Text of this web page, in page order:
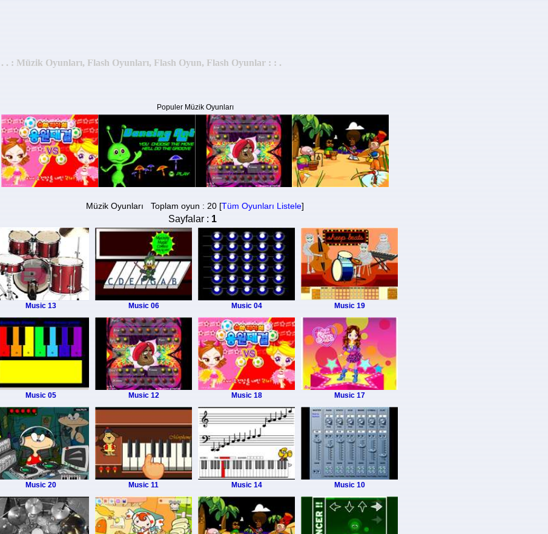
. . : Müzik Oyunları, Flash Oyunları, Flash Oyun, Flash Oyunlar : : .
Populer Müzik Oyunları
Müzik Oyunları Toplam oyun : 20 [Tüm Oyunları Listele]
Sayfalar :1
Music 13 Music 06 Music 04 Music 19
Music 05 Music 12 Music 18 Music 17
Music 20 Music 11 Music 14 Music 10